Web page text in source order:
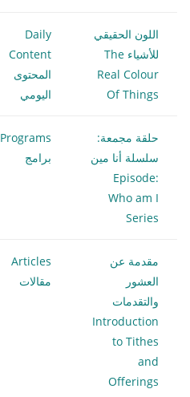
اللون الحقيقي
للأشياء The
Real Colour
Of Things
Daily
Content
المحتوى
اليومي
حلقة مجمعة:
سلسلة أنا مين
Episode:
Who am I
Series
Programs
برامج
مقدمة عن
العشور
والتقدمات
Introduction
to Tithes
and
Offerings
Articles
مقالات